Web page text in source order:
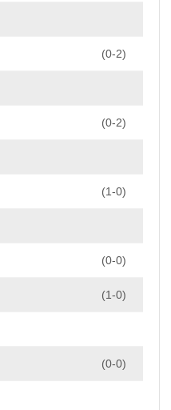
(0-2)
(0-2)
(1-0)
(0-0)
(1-0)
(0-0)